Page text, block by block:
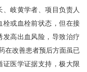
岐黄学者、项目负责人
栓或血栓前状态，但在接
高出血风险，导致治疗
在改善患者预后方面虽已
证医学证据支持，极大限